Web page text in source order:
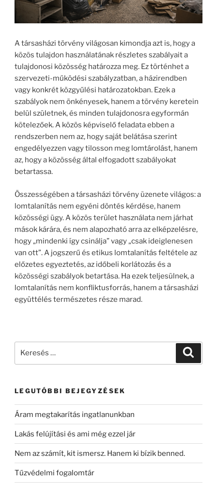
A társasházi törvény világosan kimondja azt is, hogy a
közös tulajdon használatának részletes szabályait a
tulajdonosi közösség határozza meg. Ez történhet a
szervezeti-működési szabályzatban, a házirendben
vagy konkrét közgyűlési határozatokban. Ezek a
szabályok nem önkényesek, hanem a törvény keretein
belül születnek, és minden tulajdonosra egyformán
kötelezőek. A közös képviselő feladata ebben a
rendszerben nem az, hogy saját belátása szerint
engedélyezzen vagy tilosson meg lomtárolást, hanem
az, hogy a közösség által elfogadott szabályokat
betartassa.
Összességében a társasházi törvény üzenete világos: a
lomtalanítás nem egyéni döntés kérdése, hanem
közösségi ügy. A közös terület használata nem járhat
mások kárára, és nem alapozható arra az elképzelésre,
hogy „mindenki így csinálja” vagy „csak ideiglenesen
van ott”. A jogszerű és etikus lomtalanítás feltétele az
előzetes egyeztetés, az időbeli korlátozás és a
közösségi szabályok betartása. Ha ezek teljesülnek, a
lomtalanítás nem konfliktusforrás, hanem a társasházi
együttélés természetes része marad.
LEGUTÓBBI BEJEGYZÉSEK
Áram megtakarítás ingatlanunkban
Lakás felújítási és ami még ezzel jár
Nem az számít, kit ismersz. Hanem ki bízik benned.
Tűzvédelmi fogalomtár